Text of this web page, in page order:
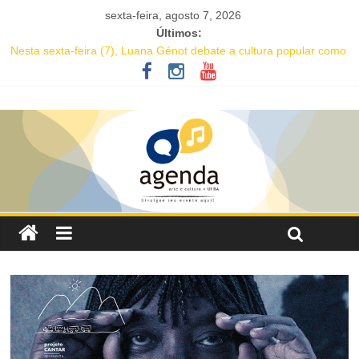
sexta-feira, agosto 7, 2026
Últimos:
Nesta sexta-feira (7), Luana Génot debate a cultura popular como
caminho para equidade racial
Academia de Letras da Bahia marca presença na Flipelô 2026
Mesa “Valoração de práticas culturais” abre o Enecult 2026
Comédia romântica “O que vem depois” reestreia na Casa Preta e
convida público a viver as aventuras de um casal na terceira
idade